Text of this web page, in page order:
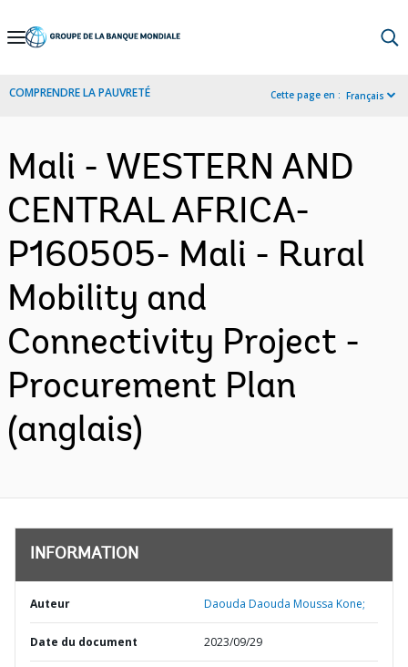
Skip
Navigation
COMPRENDRE LA PAUVRETÉ Cette page en : Français
Mali - WESTERN AND
CENTRAL AFRICA-
P160505- Mali - Rural
Mobility and
Connectivity Project -
Procurement Plan
(anglais)
INFORMATION
Auteur Daouda Daouda Moussa Kone;
Date du document 2023/09/29